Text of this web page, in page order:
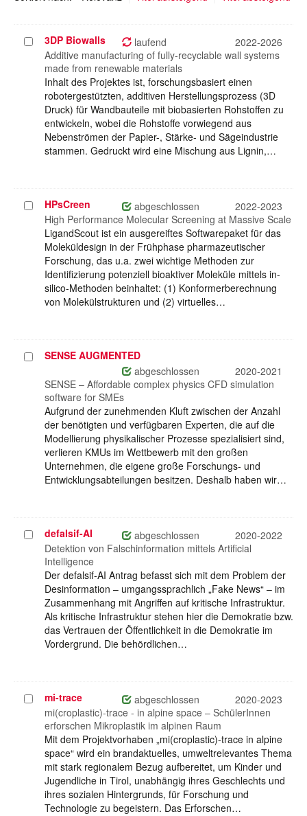
Projekt
auswählen
3DP Biowalls laufend
2022-2026
Additive manufacturing of fully-recyclable wall systems
made from renewable materials
Inhalt des Projektes ist, forschungsbasiert einen
robotergestützten, additiven Herstellungsprozess (3D
Druck) für Wandbauteile mit biobasierten Rohstoffen zu
entwickeln, wobei die Rohstoffe vorwiegend aus
Nebenströmen der Papier-, Stärke- und Sägeindustrie
stammen. Gedruckt wird eine Mischung aus Lignin,…
Projekt
auswählen
HPsCreen abgeschlossen
2022-2023
High Performance Molecular Screening at Massive Scale
LigandScout ist ein ausgereiftes Softwarepaket für das
Moleküldesign in der Frühphase pharmazeutischer
Forschung, das u.a. zwei wichtige Methoden zur
Identifizierung potenziell bioaktiver Moleküle mittels in-
silico-Methoden beinhaltet: (1) Konformerberechnung
von Molekülstrukturen und (2) virtuelles…
ProjektSENSE AUGMENTED
abgeschlossen
2020-2021
SENSE – Affordable complex physics CFD simulation
software for SMEs
Aufgrund der zunehmenden Kluft zwischen der Anzahl
der benötigten und verfügbaren Experten, die auf die
Modellierung physikalischer Prozesse spezialisiert sind,
verlieren KMUs im Wettbewerb mit den großen
Unternehmen, die eigene große Forschungs- und
Entwicklungsabteilungen besitzen. Deshalb haben wir…
Projekt
auswählen
defalsif-AI abgeschlossen
2020-2022
Detektion von Falschinformation mittels Artificial
Intelligence
Der defalsif-AI Antrag befasst sich mit dem Problem der
Desinformation – umgangssprachlich „Fake News“ – im
Zusammenhang mit Angriffen auf kritische Infrastruktur.
Als kritische Infrastruktur stehen hier die Demokratie bzw.
das Vertrauen der Öffentlichkeit in die Demokratie im
Vordergrund. Die behördlichen…
Projekt
auswählen
mi-trace abgeschlossen
2020-2023
mi(croplastic)-trace - in alpine space – SchülerInnen
erforschen Mikroplastik im alpinen Raum
Mit dem Projektvorhaben „mi(croplastic)-trace in alpine
space“ wird ein brandaktuelles, umweltrelevantes Thema
mit stark regionalem Bezug aufbereitet, um Kinder und
Jugendliche in Tirol, unabhängig ihres Geschlechts und
ihres sozialen Hintergrunds, für Forschung und
Technologie zu begeistern. Das Erforschen…